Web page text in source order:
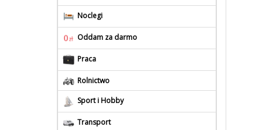
Noclegi
Oddam za darmo
Praca
Rolnictwo
Sport i Hobby
Transport